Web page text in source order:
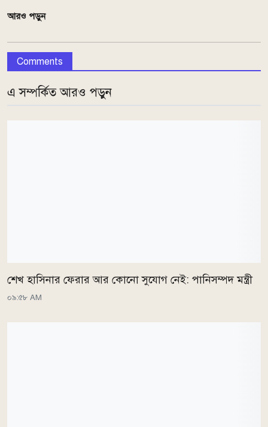
আরও পড়ুন
Comments
এ সম্পর্কিত আরও পড়ুন
শেখ হাসিনার ফেরার আর কোনো সুযোগ নেই: পানিসম্পদ মন্ত্রী
০৯:৫৮ AM